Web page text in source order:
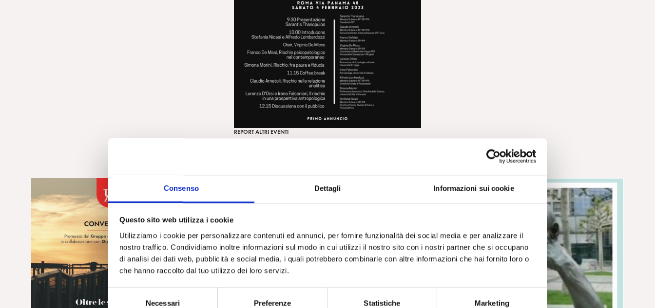
Consenso Dettagli Informazioni sui cookie
Questo sito web utilizza i cookie
Utilizziamo i cookie per personalizzare contenuti ed annunci, per fornire funzionalità dei social media e per analizzare il
nostro traffico. Condividiamo inoltre informazioni sul modo in cui utilizzi il nostro sito con i nostri partner che si occupano
di analisi dei dati web, pubblicità e social media, i quali potrebbero combinarle con altre informazioni che hai fornito loro o
che hanno raccolto dal tuo utilizzo dei loro servizi.
e
Necessari Preferenze Statistiche Marketing
REPORT ALTRI EVENTI